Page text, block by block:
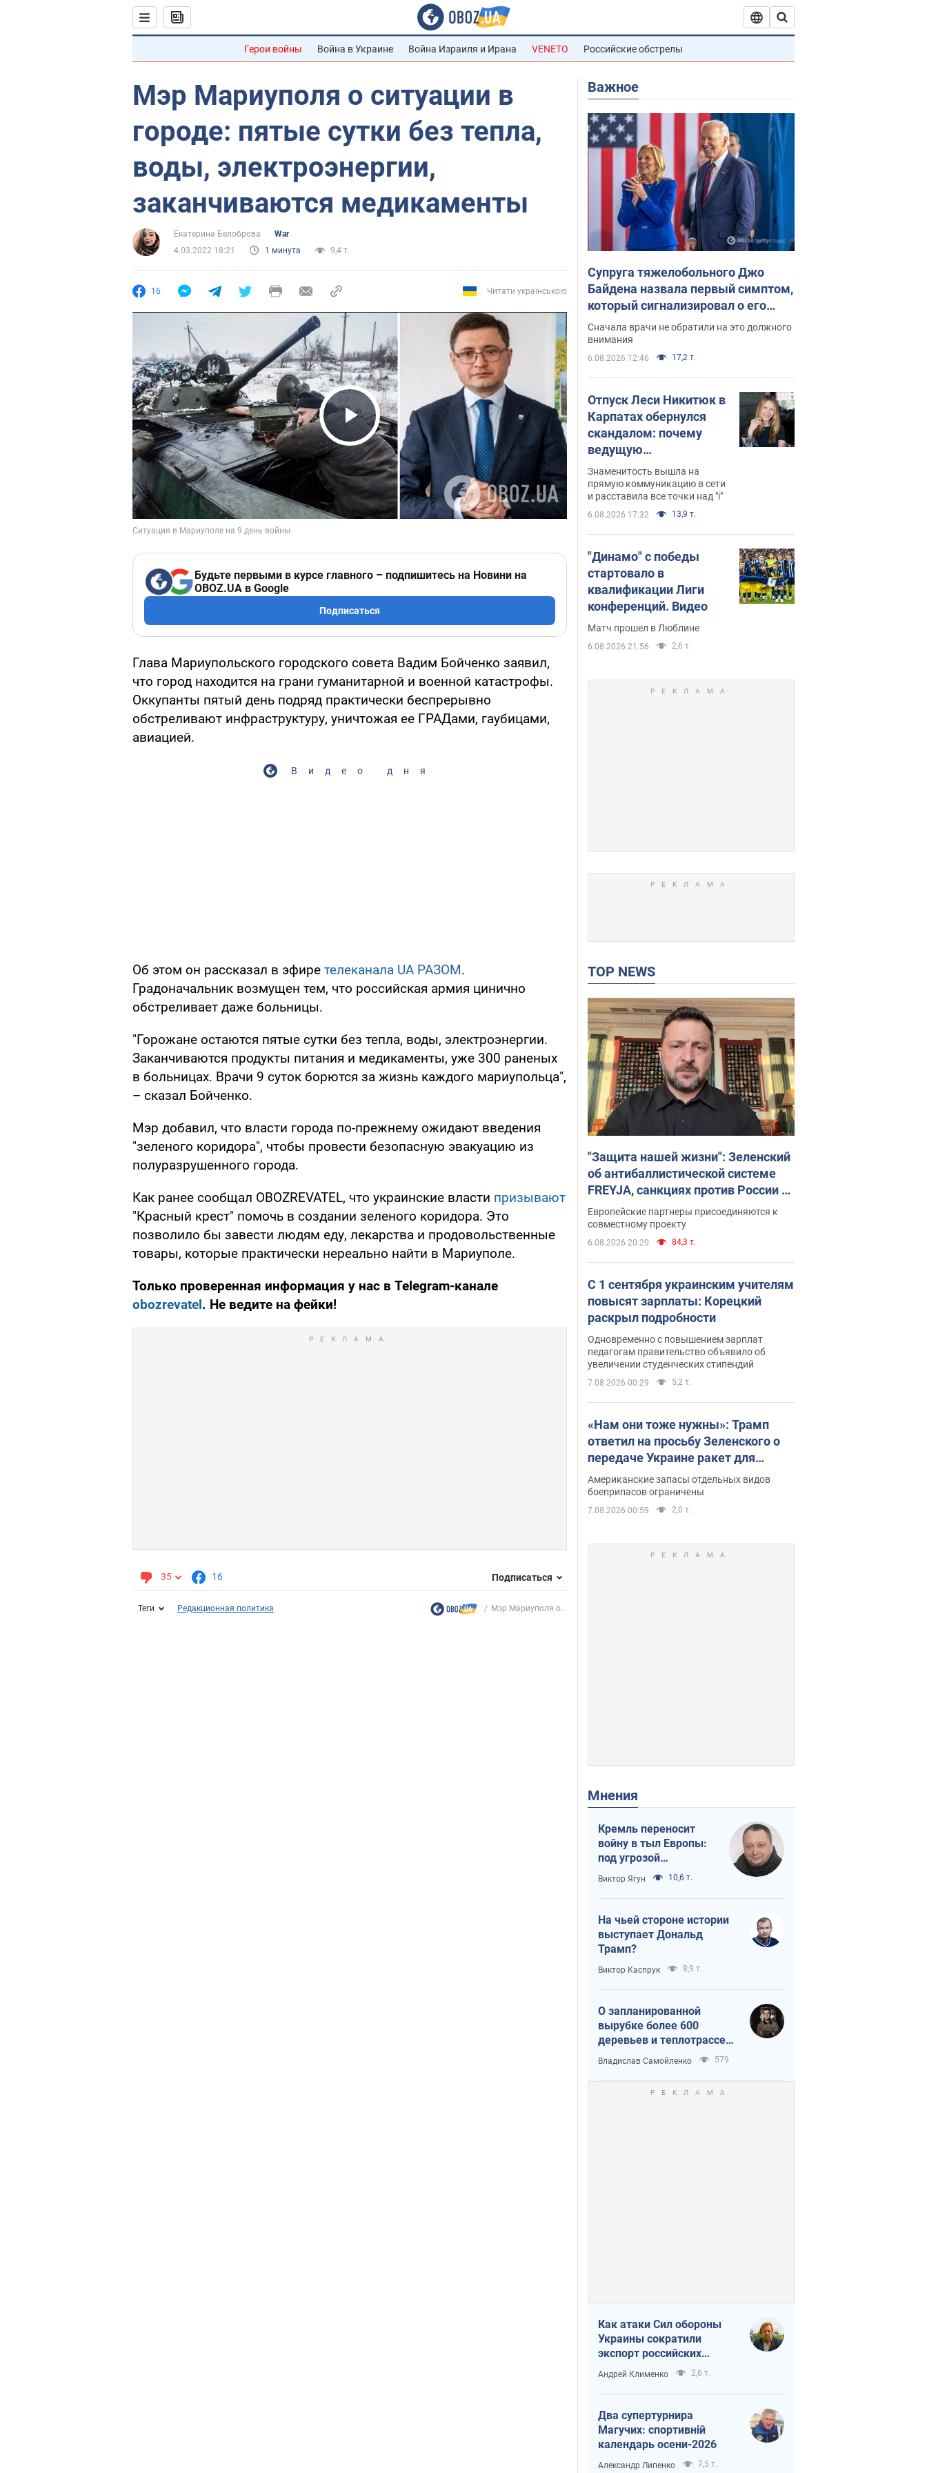
Герои войны Война в Украине Война Израиля и Ирана VENETO Российские обстрелы
Мэр Мариуполя о ситуации в
городе: пятые сутки без тепла,
воды, электроэнергии,
заканчиваются медикаменты
Екатерина Белоброва
War
4.03.2022 18:21
1 минута 9,4 т.
16 Читати українською
Play Video
Будьте первыми в курсе главного – подпишитесь на Новини на
OBOZ.UA в Google
Подписаться
Глава Мариупольского городского совета Вадим Бойченко заявил,
что город находится на грани гуманитарной и военной катастрофы.
Оккупанты пятый день подряд практически беспрерывно
обстреливают инфраструктуру, уничтожая ее ГРАДами, гаубицами,
авиацией.
Видео дня
Об этом он рассказал в эфире телеканала UA РАЗОМ.
Градоначальник возмущен тем, что российская армия цинично
обстреливает даже больницы.
"Горожане остаются пятые сутки без тепла, воды, электроэнергии.
Заканчиваются продукты питания и медикаменты, уже 300 раненых
в больницах. Врачи 9 суток борются за жизнь каждого мариупольца",
– сказал Бойченко.
Мэр добавил, что власти города по-прежнему ожидают введения
"зеленого коридора", чтобы провести безопасную эвакуацию из
полуразрушенного города.
Как ранее сообщал OBOZREVATEL, что украинские власти призывают
"Красный крест" помочь в создании зеленого коридора. Это
позволило бы завести людям еду, лекарства и продовольственные
товары, которые практически нереально найти в Мариуполе.
Только проверенная информация у нас в Telegram-канале
obozrevatel. Не ведите на фейки!
35 16 Подписаться
Теги Редакционная политика Мэр Мариуполя о...
Важное
Супруга тяжелобольного Джо
Байдена назвала первый симптом,
который сигнализировал о его
"агрессивном" раке
Сначала врачи не обратили на это должного
внимания
6.08.2026 12:46 17,2 т.
Отпуск Леси Никитюк в
Карпатах обернулся
скандалом: почему
ведущую
несправедливо
захейтили
Знаменитость вышла на
прямую коммуникацию в сети
и расставила все точки над "i"
6.08.2026 17:32 13,9 т.
"Динамо" с победы
стартовало в
квалификации Лиги
конференций. Видео
Матч прошел в Люблине
6.08.2026 21:56 2,6 т.
TOP NEWS
"Защита нашей жизни": Зеленский
об антибаллистической системе
FREYJA, санкциях против России и
поддержке аграриев. Видео
Европейские партнеры присоединяются к
совместному проекту
6.08.2026 20:20 84,3 т.
С 1 сентября украинским учителям
повысят зарплаты: Корецкий
раскрыл подробности
Одновременно с повышением зарплат
педагогам правительство объявило об
увеличении студенческих стипендий
7.08.2026 00:29 5,2 т.
«Нам они тоже нужны»: Трамп
ответил на просьбу Зеленского о
передаче Украине ракет для
Patriot
Американские запасы отдельных видов
боеприпасов ограничены
7.08.2026 00:59 2,0 т.
Мнения
Кремль переносит
войну в тыл Европы:
под угрозой
критическая
логистика
Виктор Ягун 10,6 т.
На чьей стороне истории
выступает Дональд
Трамп?
Виктор Каспрук 8,9 т.
О запланированной
вырубке более 600
деревьев и теплотрассе:
что происходит на
Теремках в Киеве
Владислав Самойленко 579
Как атаки Сил обороны
Украины сократили
экспорт российских
нефтепродуктов
Андрей Клименко 2,6 т.
Два супертурнира
Магучих: спортивній
календарь осени-2026
Александр Липенко 7,5 т.